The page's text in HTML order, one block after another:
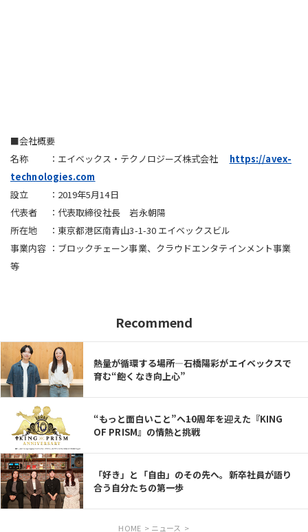
■会社概要
名称 ：エイベックス・テクノロジーズ株式会社 https://avex-
technologies.com
設立 ：2019年5月14日
代表者 ：代表取締役社長 岩永朝陽
所在地 ：東京都港区南青山3-1-30 エイベックスビル
事業内容 ：ブロックチェーン事業、クラウドエンタテインメント事業
等
Recommend
熱量が循環する場所—石橋陽彩がエイベックスで
育む“飽くなき向上心”
“もっと面白いこと”へ――10周年を迎えた『KING
OF PRISM』の情熱と挑戦
「好き」と「自由」のその先へ。新卒社員が語り
合う自分たちの第一歩
HOME > ニュース >